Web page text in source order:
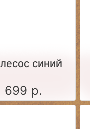
синий
699 р.